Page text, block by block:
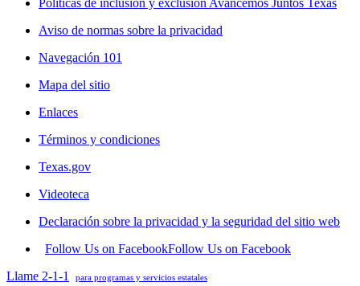
Políticas de inclusión y exclusión Avancemos Juntos Texas
Aviso de normas sobre la privacidad
Navegación 101
Mapa del sitio
Enlaces
Términos y condiciones
Texas.gov
Videoteca
Declaración sobre la privacidad y la seguridad del sitio web
Follow Us on FacebookFollow Us on Facebook
Llame 2-1-1
para programas y servicios estatales